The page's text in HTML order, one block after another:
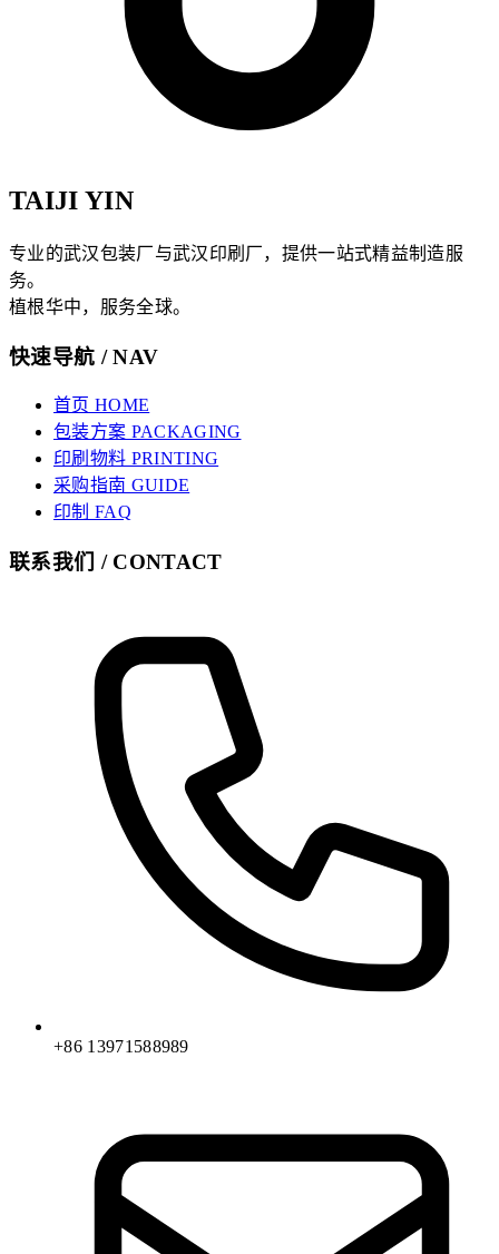
TAIJI YIN
专业的武汉包装厂与武汉印刷厂，提供一站式精益制造服
务。
植根华中，服务全球。
快速导航 / NAV
首页 HOME
包装方案 PACKAGING
印刷物料 PRINTING
采购指南 GUIDE
印制 FAQ
联系我们 / CONTACT
+86 13971588989